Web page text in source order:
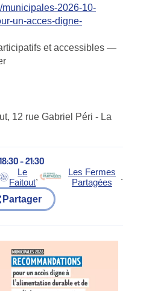
2026-10-
un-acces-digne-
et accessibles —
12 rue Gabriel Péri - La
18:30 - 21:30
Le
Faitoutonglet)
,
Les Fermes
Partagées
(nouvel onglet) .
Partager